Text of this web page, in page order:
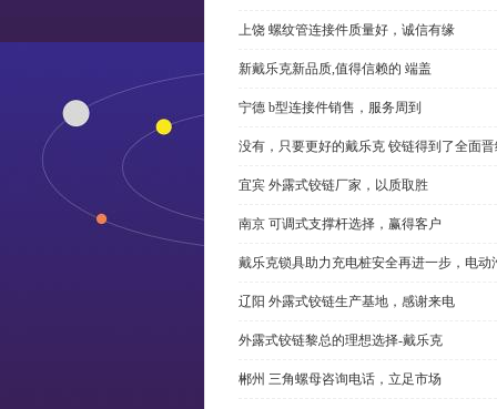
上饶 螺纹管连接件质量好，诚信有缘
新戴乐克新品质,值得信赖的 端盖
宁德 b型连接件销售，服务周到
没有，只要更好的戴乐克 铰链得到了全面
宜宾 外露式铰链厂家，以质取胜
南京 可调式支撑杆选择，赢得客户
戴乐克锁具助力充电桩安全再进一步，电动
辽阳 外露式铰链生产基地，感谢来电
外露式铰链黎总的理想选择-戴乐克
郴州 三角螺母咨询电话，立足市场